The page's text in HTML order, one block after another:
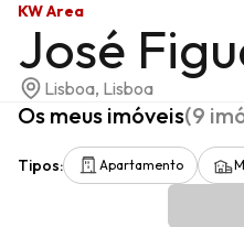
KW Area
José
Lisboa, Lisboa
Os meus imóveis(9
Tipos: Apartamento